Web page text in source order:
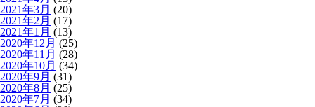
2021年3月 (20)
2021年2月 (17)
2021年1月 (13)
2020年12月 (25)
2020年11月 (28)
2020年10月 (34)
2020年9月 (31)
2020年8月 (25)
2020年7月 (34)